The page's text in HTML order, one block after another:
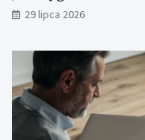
29 lipca 2026